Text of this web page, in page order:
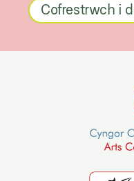
Cofrestrwch i